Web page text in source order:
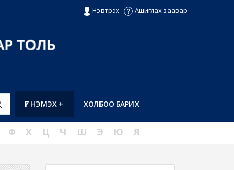
Нэвтрэх Ашиглах заавар
ХОЛБОО БАРИХ
ҮГ НЭМЭХ +
Ф Х Ц Ч Ш Э Ю Я